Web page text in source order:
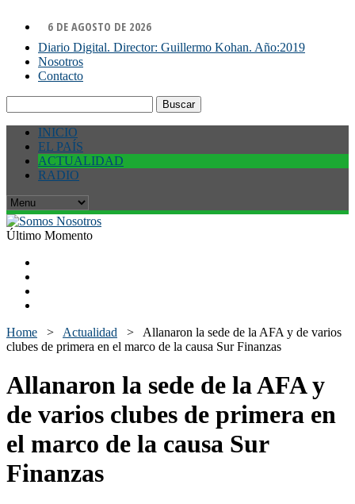
6 DE AGOSTO DE 2026
Diario Digital. Director: Guillermo Kohan. Año:2019
Nosotros
Contacto
INICIO
EL PAÍS
ACTUALIDAD
RADIO
Último Momento
Home > Actualidad > Allanaron la sede de la AFA y de varios
clubes de primera en el marco de la causa Sur Finanzas
Allanaron la sede de la AFA y
de varios clubes de primera en
el marco de la causa Sur
Finanzas